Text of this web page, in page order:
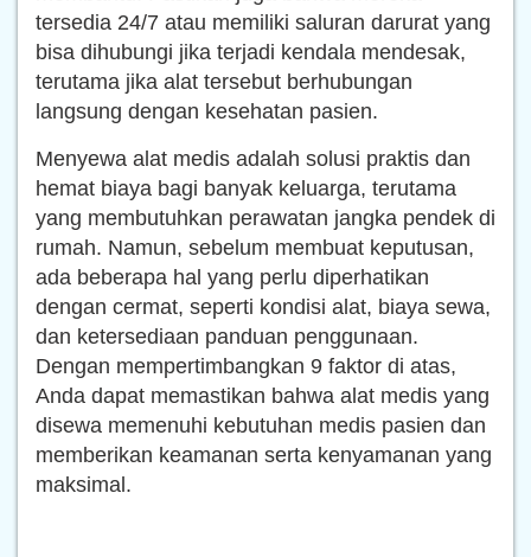
tersedia 24/7 atau memiliki saluran darurat yang
bisa dihubungi jika terjadi kendala mendesak,
terutama jika alat tersebut berhubungan
langsung dengan kesehatan pasien.
Menyewa alat medis adalah solusi praktis dan
hemat biaya bagi banyak keluarga, terutama
yang membutuhkan perawatan jangka pendek di
rumah. Namun, sebelum membuat keputusan,
ada beberapa hal yang perlu diperhatikan
dengan cermat, seperti kondisi alat, biaya sewa,
dan ketersediaan panduan penggunaan.
Dengan mempertimbangkan 9 faktor di atas,
Anda dapat memastikan bahwa alat medis yang
disewa memenuhi kebutuhan medis pasien dan
memberikan keamanan serta kenyamanan yang
maksimal.